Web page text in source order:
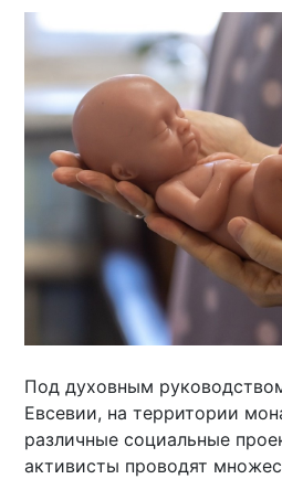
Под духовным
Евсевии, на территории
различные социальные
активисты проводят